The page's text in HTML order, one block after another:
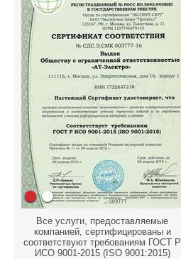
Все услуги, предоставляемые
компанией, сертифицированы и
соответствуют требованиям ГОСТ Р
ИСО 9001-2015 (ISO 9001:2015)